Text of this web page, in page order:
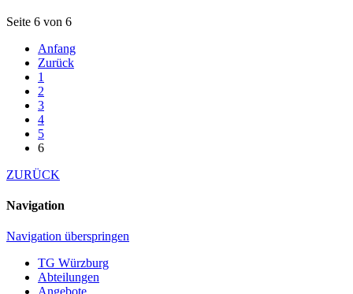
Seite 6 von 6
Anfang
Zurück
1
2
3
4
5
6
ZURÜCK
Navigation
Navigation überspringen
TG Würzburg
Abteilungen
Angebote